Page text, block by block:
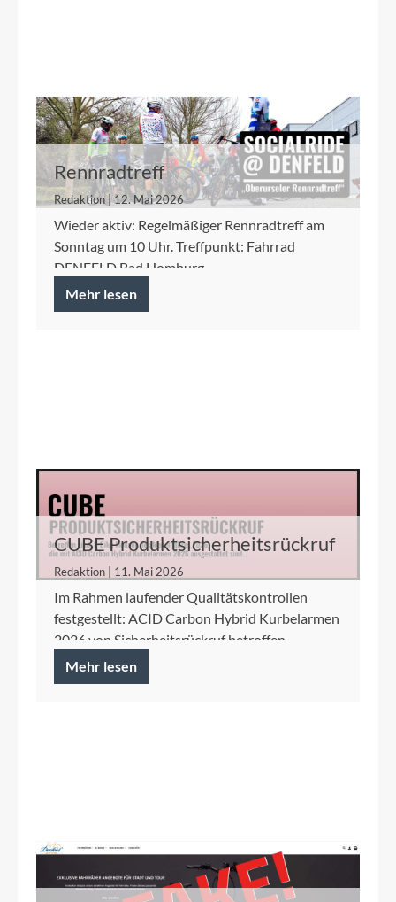
Rennradtreff
Redaktion | 12. Mai 2026
Wieder aktiv: Regelmäßiger Rennradtreff am
Sonntag um 10 Uhr. Treffpunkt: Fahrrad
DENFELD Bad Homburg
Mehr lesen
CUBE Produktsicherheitsrückruf
ACID Carbon Hybrid Kurbelarme
Redaktion | 11. Mai 2026
Im Rahmen laufender Qualitätskontrollen
festgestellt: ACID Carbon Hybrid Kurbelarmen
2026 von Sicherheitsrückruf betroffen.
Mehr lesen